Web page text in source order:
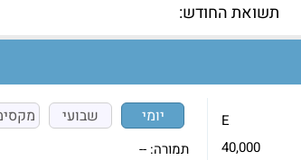
תשואת החודש:
E
40,000
יומי שבועי
תמורה: --